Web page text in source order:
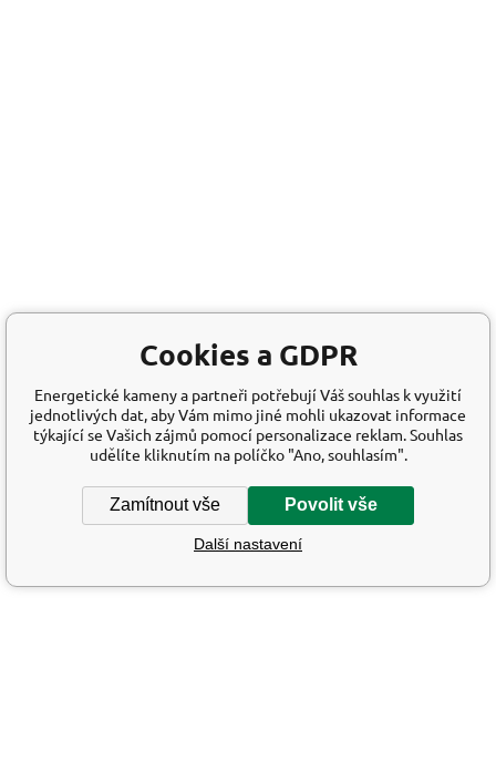
Cookies a GDPR
Energetické kameny a partneři potřebují Váš souhlas k využití
jednotlivých dat, aby Vám mimo jiné mohli ukazovat informace
týkající se Vašich zájmů pomocí personalizace reklam. Souhlas
udělíte kliknutím na políčko "Ano, souhlasím".
Zamítnout vše Povolit vše
Další nastavení